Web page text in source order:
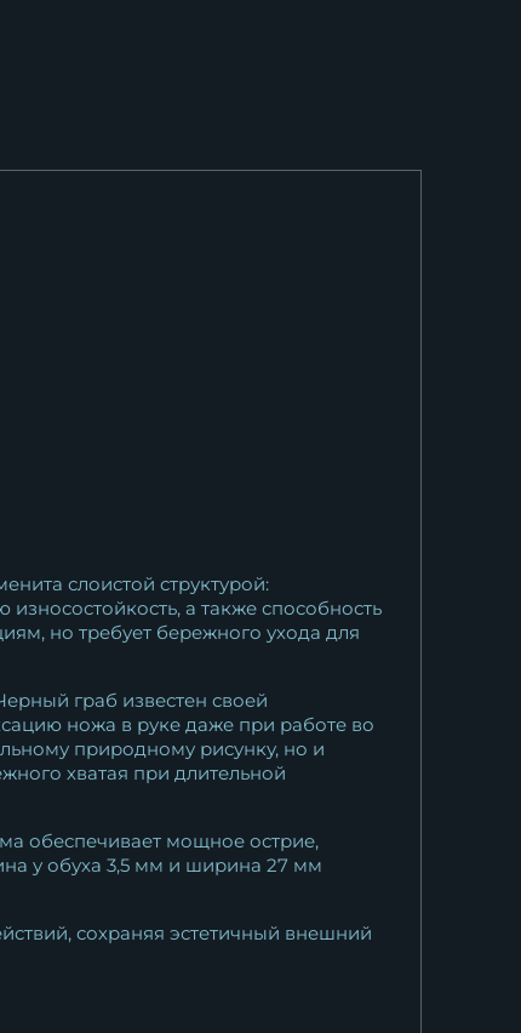
слоистой структурой:
а также способность
но требует бережного ухода для
граб известен своей
ножа в руке даже при работе во
природному рисунку, но и
хватая при длительной
обеспечивает мощное острие,
у обуха 3,5 мм и ширина 27 мм
сохраняя эстетичный внешний